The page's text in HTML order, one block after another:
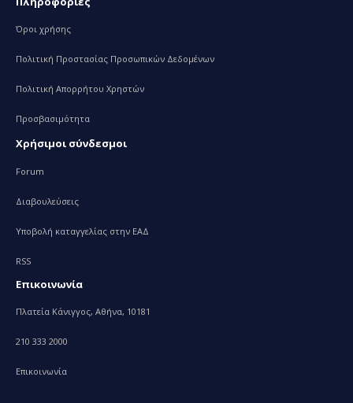
Όροι χρήσης
Πολιτική Προστασίας Προσωπικών Δεδομένων
Πολιτική Απορρήτου Χρηστών
Προσβασιμότητα
Χρήσιμοι σύνδεσμοι
Forum
Διαβουλεύσεις
Υποβολή καταγγελίας στην ΕΑΔ
RSS
Επικοινωνία
Πλατεία Κάνιγγος, Αθήνα, 10181
210 333 2000
Επικοινωνία